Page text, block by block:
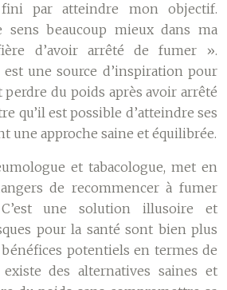
par atteindre mon objectif.
sens beaucoup mieux dans ma
d’avoir arrêté de fumer ».
est une source d’inspiration pour
du poids après avoir arrêté
qu’il est possible d’atteindre ses
une approche saine et équilibrée.
et tabacologue, met en
de recommencer à fumer
une solution illusoire et
pour la santé sont bien plus
potentiels en termes de
des alternatives saines et